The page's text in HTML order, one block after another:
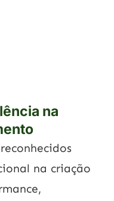
na
na criação